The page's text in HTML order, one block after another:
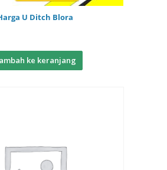
U Ditch Blora
ke keranjang